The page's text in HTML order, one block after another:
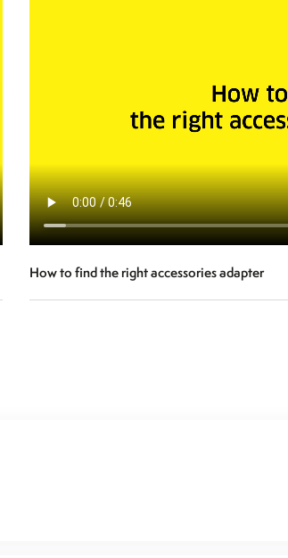
How to find the right accessories adapter